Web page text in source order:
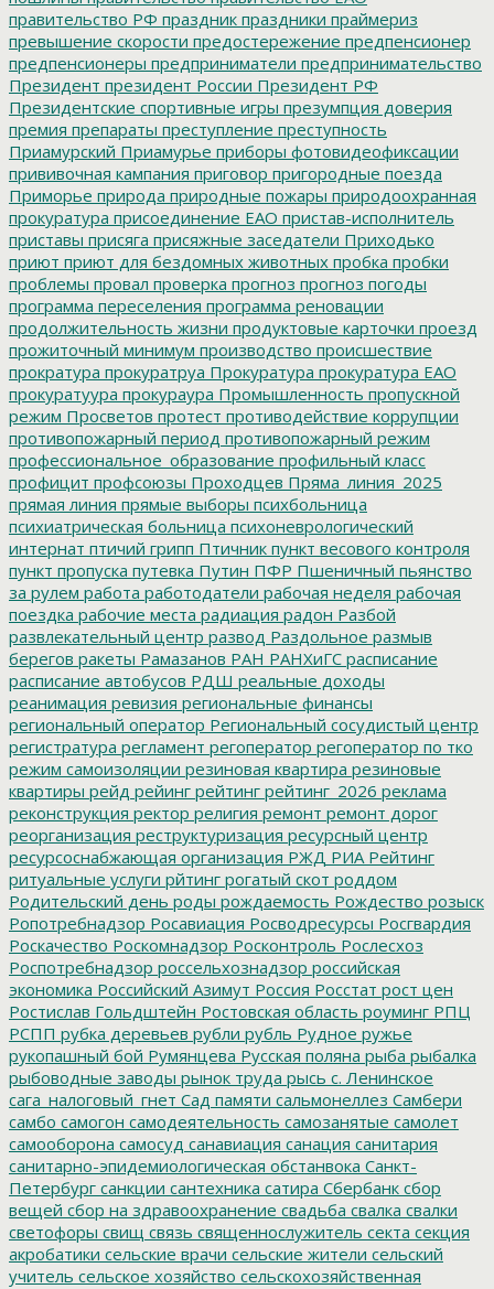
правительство РФ праздник праздники праймериз
превышение скорости предостережение предпенсионер
предпенсионеры предприниматели предпринимательство
Президент президент России Президент РФ
Президентские спортивные игры презумпция доверия
премия препараты преступление преступность
Приамурский Приамурье приборы фотовидеофиксации
прививочная кампания приговор пригородные поезда
Приморье природа природные пожары природоохранная
прокуратура присоединение ЕАО пристав-исполнитель
приставы присяга присяжные заседатели Приходько
приют приют для бездомных животных пробка пробки
проблемы провал проверка прогноз прогноз погоды
программа переселения программа реновации
продолжительность жизни продуктовые карточки проезд
прожиточный минимум производство происшествие
прократура прокуратруа Прокуратура прокуратура ЕАО
прокуратуура прокураура Промышленность пропускной
режим Просветов протест противодействие коррупции
противопожарный период противопожарный режим
профессиональное_образование профильный класс
профицит профсоюзы Проходцев Пряма_линия_2025
прямая линия прямые выборы психбольница
психиатрическая больница психоневрологический
интернат птичий грипп Птичник пункт весового контроля
пункт пропуска путевка Путин ПФР Пшеничный пьянство
за рулем работа работодатели рабочая неделя рабочая
поездка рабочие места радиация радон Разбой
развлекательный центр развод Раздольное размыв
берегов ракеты Рамазанов РАН РАНХиГС расписание
расписание автобусов РДШ реальные доходы
реанимация ревизия региональные финансы
региональный оператор Региональный сосудистый центр
регистратура регламент регоператор регоператор по тко
режим самоизоляции резиновая квартира резиновые
квартиры рейд рейинг рейтинг рейтинг_2026 реклама
реконструкция ректор религия ремонт ремонт дорог
реорганизация реструктуризация ресурсный центр
ресурсоснабжающая организация РЖД РИА Рейтинг
ритуальные услуги рйтинг рогатый скот роддом
Родительский день роды рождаемость Рождество розыск
Ропотребнадзор Росавиация Росводресурсы Росгвардия
Роскачество Роскомнадзор Росконтроль Рослесхоз
Роспотребнадзор россельхознадзор российская
экономика Российский Азимут Россия Росстат рост цен
Ростислав Гольдштейн Ростовская область роуминг РПЦ
РСПП рубка деревьев рубли рубль Рудное ружье
рукопашный бой Румянцева Русская поляна рыба рыбалка
рыбоводные заводы рынок труда рысь с. Ленинское
сага_налоговый_гнет Сад памяти сальмонеллез Самбери
самбо самогон самодеятельность самозанятые самолет
самооборона самосуд санавиация санация санитария
санитарно-эпидемиологическая обстанвока Санкт-
Петербург санкции сантехника сатира Сбербанк сбор
вещей сбор на здравоохранение свадьба свалка свалки
светофоры свищ связь священнослужитель секта секция
акробатики сельские врачи сельские жители сельский
учитель сельское хозяйство сельскохозяйственная